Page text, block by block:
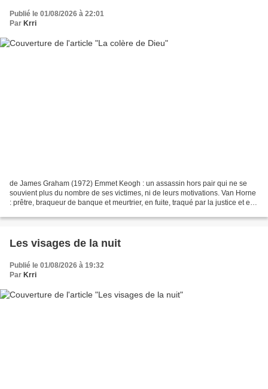
Publié le 01/08/2026 à 22:01
Par Krri
de James Graham (1972) Emmet Keogh : un assassin hors pair qui ne se
souvient plus du nombre de ses victimes, ni de leurs motivations. Van Horne
: prêtre, braqueur de banque et meurtrier, en fuite, traqué par la justice et en
Les visages de la nuit
Publié le 01/08/2026 à 19:32
Par Krri